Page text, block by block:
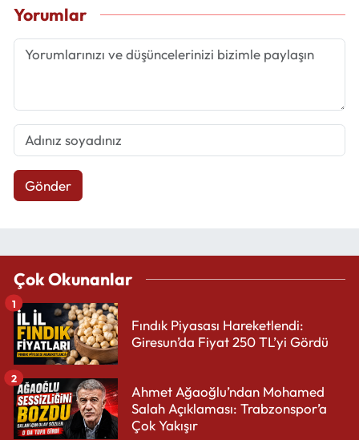
Yorumlar
Gönder
Çok Okunanlar
Fındık Piyasası Hareketlendi:
Giresun’da Fiyat 250 TL’yi Gördü
1
Ahmet Ağaoğlu’ndan Mohamed
Salah Açıklaması: Trabzonspor’a
Çok Yakışır
2